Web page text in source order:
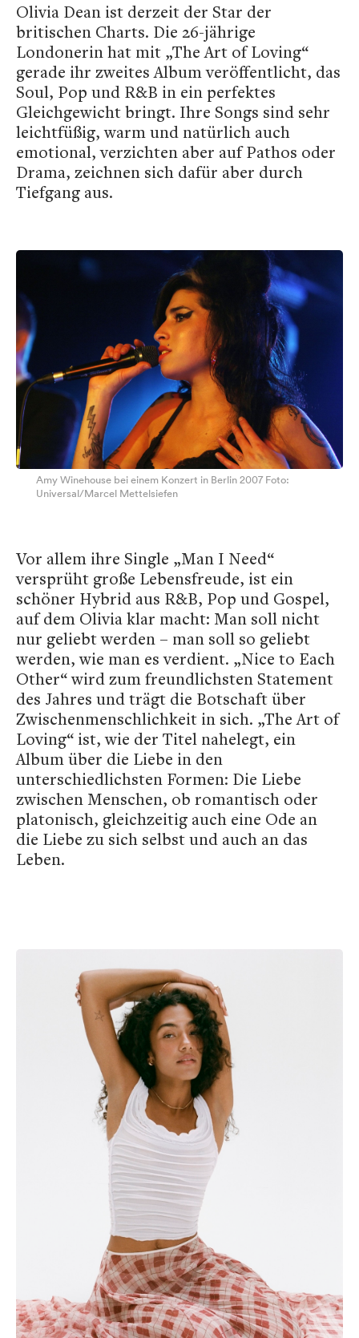
Olivia Dean ist derzeit der Star der
britischen Charts. Die 26-jährige
Londonerin hat mit „The Art of Loving“
gerade ihr zweites Album veröffentlicht, das
Soul, Pop und R&B in ein perfektes
Gleichgewicht bringt. Ihre Songs sind sehr
leichtfüßig, warm und natürlich auch
emotional, verzichten aber auf Pathos oder
Drama, zeichnen sich dafür aber durch
Tiefgang aus.
Amy Winehouse bei einem Konzert in Berlin 2007 Foto:
Universal/Marcel Mettelsiefen
Vor allem ihre Single „Man I Need“
versprüht große Lebensfreude, ist ein
schöner Hybrid aus R&B, Pop und Gospel,
auf dem Olivia klar macht: Man soll nicht
nur geliebt werden – man soll so geliebt
werden, wie man es verdient. „Nice to Each
Other“ wird zum freundlichsten Statement
des Jahres und trägt die Botschaft über
Zwischenmenschlichkeit in sich. „The Art of
Loving“ ist, wie der Titel nahelegt, ein
Album über die Liebe in den
unterschiedlichsten Formen: Die Liebe
zwischen Menschen, ob romantisch oder
platonisch, gleichzeitig auch eine Ode an
die Liebe zu sich selbst und auch an das
Leben.